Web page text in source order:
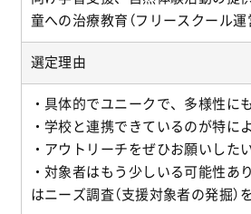
童への治療教育（フリースクール運
選定理由
・具体的でユニークで、多様性に
・学校と連携できているのが特によ
・アウトリーチをぜひお願いしたい
・対象者はもう少しいる可能性あ
はニーズ調査（支援対象者の発掘）